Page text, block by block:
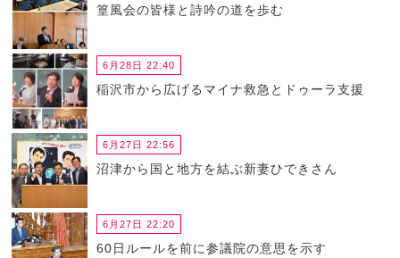
篁風会の皆様と詩吟の道を歩む
6月28日 22:40
稲沢市から広げるマイナ救急とドゥーラ支援
6月27日 22:56
沼津から国と地方を結ぶ新妻ひできさん
6月27日 22:20
60日ルールを前に参議院の意思を示す